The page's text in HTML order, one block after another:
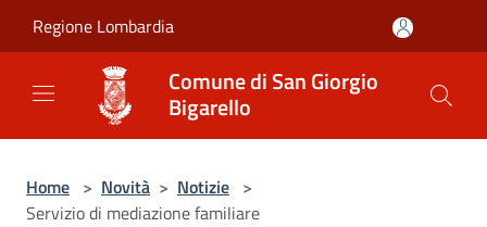
Regione Lombardia
Comune di San Giorgio
Bigarello
Home > Novità > Notizie >
Servizio di mediazione familiare